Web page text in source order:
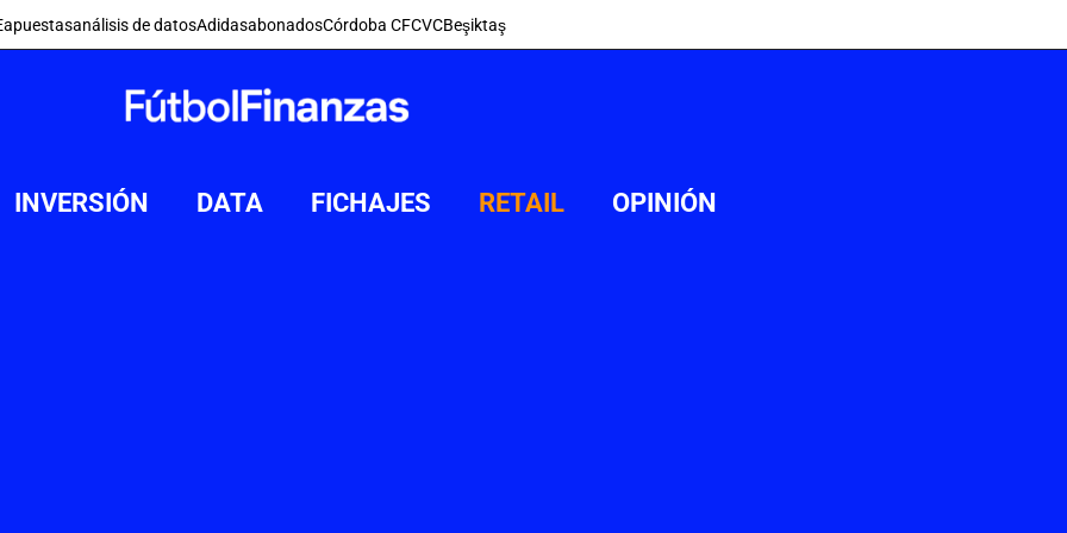
apuestasanálisis de datosAdidasabonadosCórdoba CFCVCBeşiktaş
INVERSIÓN DATA FICHAJES RETAIL OPINIÓN